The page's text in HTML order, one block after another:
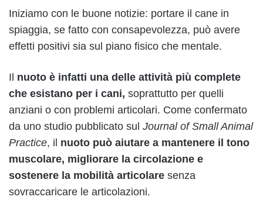
Iniziamo con le buone notizie: portare il cane in
spiaggia, se fatto con consapevolezza, può avere
effetti positivi sia sul piano fisico che mentale.
Il nuoto è infatti una delle attività più complete
che esistano per i cani, soprattutto per quelli
anziani o con problemi articolari. Come confermato
da uno studio pubblicato sul Journal of Small Animal
Practice, il nuoto può aiutare a mantenere il tono
muscolare, migliorare la circolazione e
sostenere la mobilità articolare senza
sovraccaricare le articolazioni.